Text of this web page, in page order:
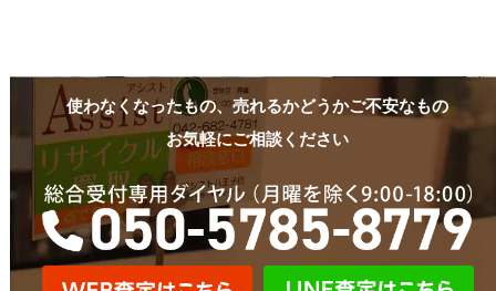
使わなくなったもの、売れるかどうかご不安なもの
お気軽にご相談ください